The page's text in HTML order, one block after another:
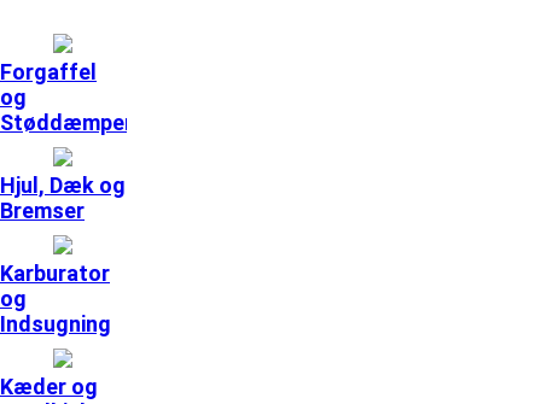
Forgaffel
og
Støddæmpere
Hjul, Dæk og
Bremser
Karburator
og
Indsugning
Kæder og